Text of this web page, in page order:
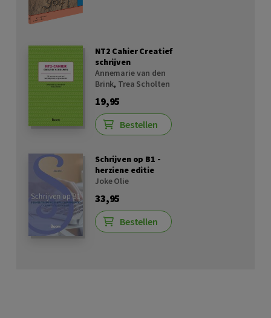
NT2 Cahier Creatief
schrijven
Annemarie van den
Brink, Trea Scholten
19,95
Bestellen
Schrijven op B1 -
herziene editie
Joke Olie
33,95
Bestellen